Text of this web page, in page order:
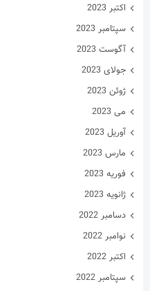
اکتبر 2023
سپتامبر 2023
آگوست 2023
جولای 2023
ژوئن 2023
می 2023
آوریل 2023
مارس 2023
فوریه 2023
ژانویه 2023
دسامبر 2022
نوامبر 2022
اکتبر 2022
سپتامبر 2022